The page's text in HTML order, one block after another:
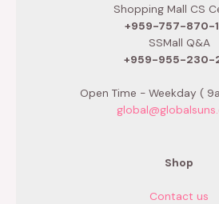
Shopping Mall CS
+959-757-870-
SSMall Q&A
+959-955-230-
Open Time - Weekday (
Shop
Contact us